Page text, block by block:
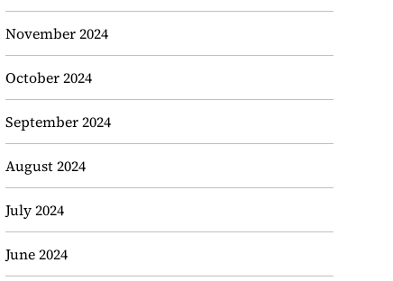
November 2024
October 2024
September 2024
August 2024
July 2024
June 2024